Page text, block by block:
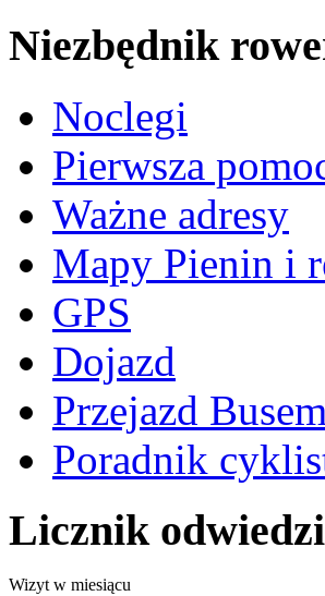
Niezbędnik
Noclegi
Pierwsza
Ważne adresy
Mapy Pienin i
GPS
Dojazd
Przejazd Busem
Poradnik
Licznik
Wizyt w miesiącu